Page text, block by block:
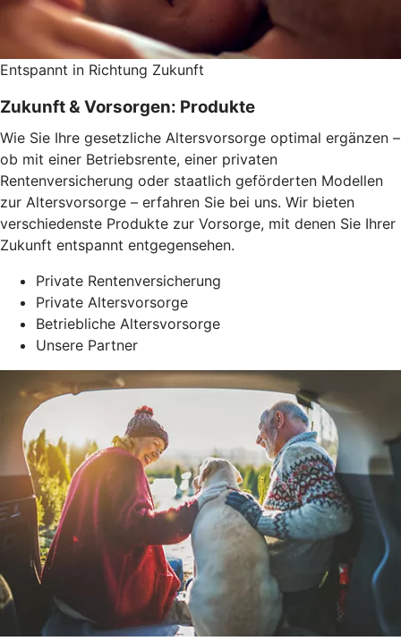
Entspannt in Richtung Zukunft
Zukunft & Vorsorgen: Produkte
Wie Sie Ihre gesetzliche Altersvorsorge optimal ergänzen –
ob mit einer Betriebsrente, einer privaten
Rentenversicherung oder staatlich geförderten Modellen
zur Altersvorsorge – erfahren Sie bei uns. Wir bieten
verschiedenste Produkte zur Vorsorge, mit denen Sie Ihrer
Zukunft entspannt entgegensehen.
Private Rentenversicherung
Private Altersvorsorge
Betriebliche Altersvorsorge
Unsere Partner